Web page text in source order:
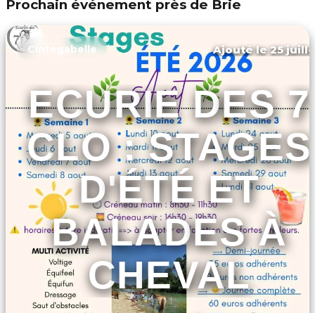
Prochain événement près de Brie
Cintegabelle Ajouté le 25
ECURIE DES 7
CLO : STAGES
D'ÉTÉ ET
BALADES À
CHEVAL